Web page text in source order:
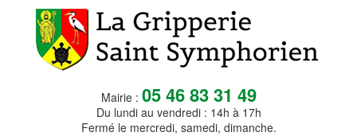
Mairie : 05 46 83 31 49
Du lundi au vendredi : 14h à 17h
Fermé le mercredi, samedi, dimanche.